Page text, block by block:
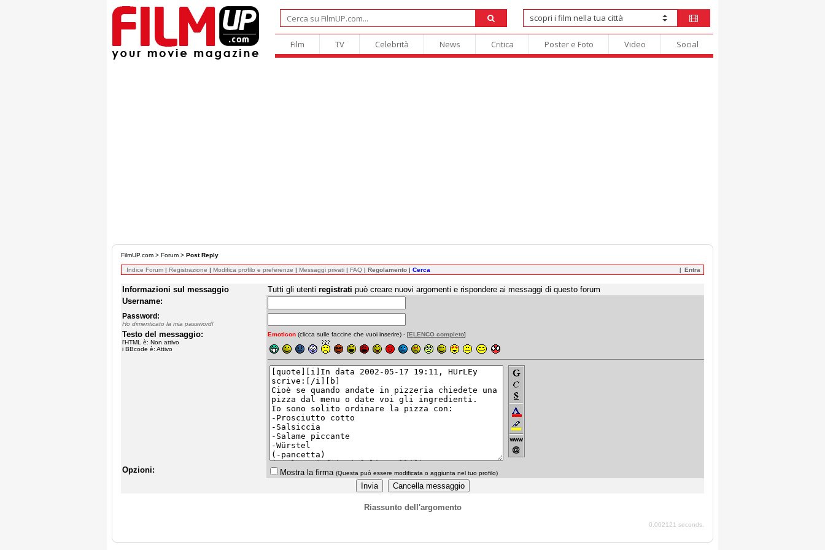
Film TV Celebrità News Critica Poster e Foto Video Social
FilmUP.com > Forum > Post Reply
Indice Forum | Registrazione | Modifica profilo e preferenze | Messaggi privati | FAQ | Regolamento | Cerca Entra
Informazioni sul messaggio Tutti gli utenti registrati può creare nuovi argomenti e rispondere ai messaggi di questo forum
Username:
Password:
Ho dimenticato la mia password!
Testo del messaggio:
l'HTML è: Non attivo
i BBcode è: Attivo
Emoticon (clicca sulle faccine che vuoi inserire) - [ELENCO completo]
Opzioni: Mostra la firma (Questa può essere modificata o aggiunta nel tuo profilo)
Riassunto dell'argomento
0.002121 seconds.